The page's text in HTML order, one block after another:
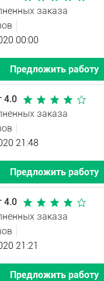
заказа
00:00
Предложить работу
4.0
заказа
21:48
Предложить работу
4.0
заказа
21:21
Предложить работу